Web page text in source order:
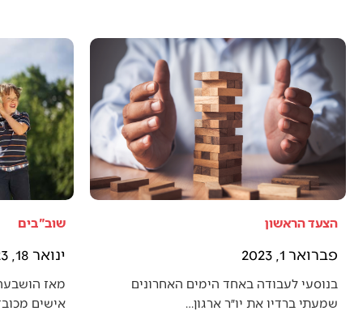
הצעד הראשון
פברואר 1, 2023
בנוסעי לעבודה באחד הימים האחרונים
שמעתי ברדיו את יו״ר ארגון…
שוב"בים
ינואר 18, 2023
מאז
אישים